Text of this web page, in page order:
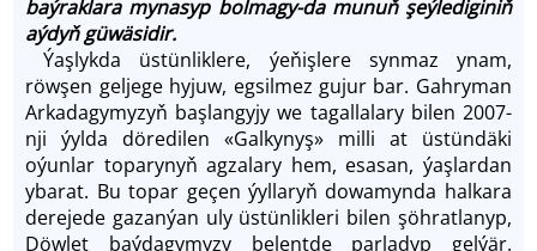
baýrak­la­ra my­na­syp bol­ma­gy-da mu­nuň şeý­le­di­gi­niň
aý­dyň gü­wä­si­dir.
Ýaşlykda üstünliklere, ýeňişlere synmaz ynam,
röwşen geljege hyjuw, egsilmez gujur bar. Gahryman
Arkadagymyzyň başlangyjy we tagallalary bilen 2007-
nji ýylda döredilen «Galkynyş» milli at üstündäki
oýunlar toparynyň agzalary hem, esasan, ýaşlardan
ybarat. Bu topar geçen ýyllaryň dowamynda halkara
derejede gazanýan uly üstünlikleri bilen şöhratlanyp,
Döwlet baýdagymyzy belentde parladyp gelýär.